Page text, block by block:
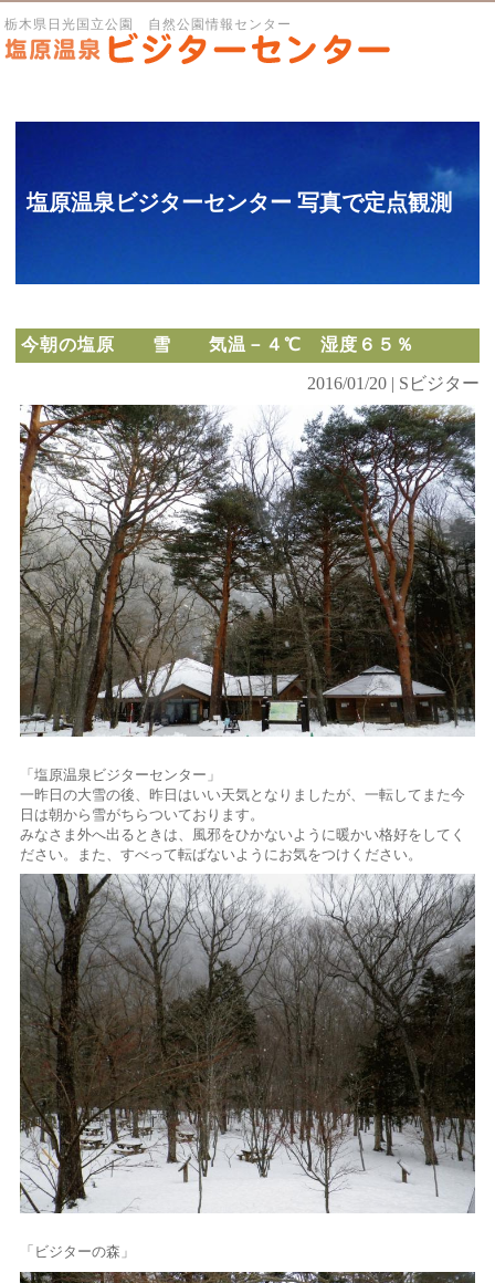
栃木県日光国立公園 自然公園情報センター
塩原温泉ビジターセンター 写真で定点観測
今朝の塩原 雪 気温－４℃ 湿度６５％
2016/01/20 | Sビジター
「塩原温泉ビジターセンター」
一昨日の大雪の後、昨日はいい天気となりましたが、一転してまた今
日は朝から雪がちらついております。
みなさま外へ出るときは、風邪をひかないように暖かい格好をしてく
ださい。また、すべって転ばないようにお気をつけください。
「ビジターの森」